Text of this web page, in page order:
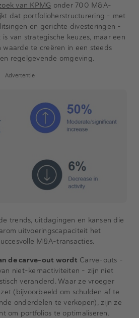
van KPMG onder 700 M&A-
dat portfolioherstructurering – met
en gerichte divesteringen –
van strategische keuzes, maar een
waarde te creëren in een steeds
regelgevende omgeving.
Advertentie
trends, uitdagingen en kansen die
uitvoeringscapaciteit het
M&A-transacties.
de carve-out wordt Carve-outs –
niet-kernactiviteiten – zijn niet
veranderd. Waar ze vroeger
(bijvoorbeeld om schulden af te
onderdelen te verkopen), zijn ze
om portfolios te optimaliseren.